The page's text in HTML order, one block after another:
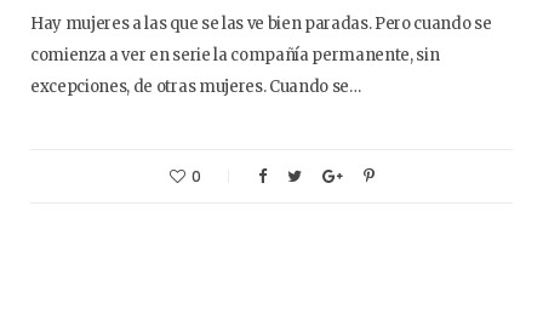
Hay mujeres a las que se las ve bien paradas. Pero cuando se
comienza a ver en serie la compañía permanente, sin
excepciones, de otras mujeres. Cuando se…
0